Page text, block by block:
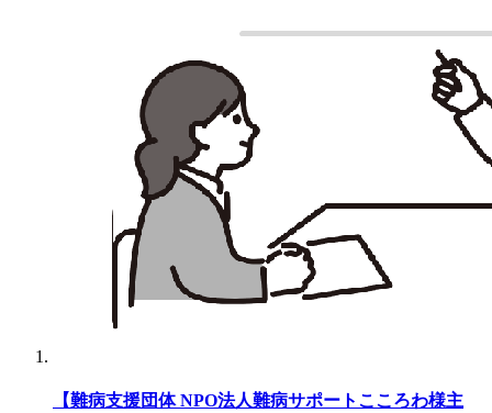
【難病支援団体 NPO法人難病サポートこころわ様主